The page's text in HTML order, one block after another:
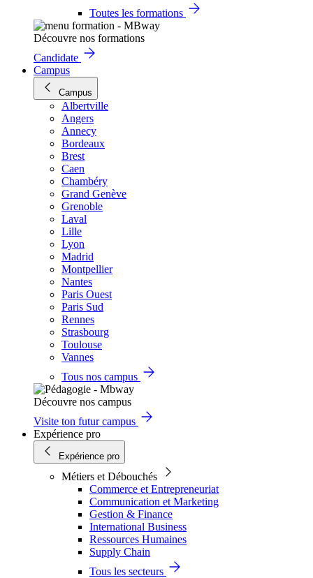
Toutes les formations
Découvre nos formations
Candidate
Campus
Campus
Albertville
Angers
Annecy
Bordeaux
Brest
Caen
Chambéry
Grand Genève
Grenoble
Laval
Lille
Lyon
Madrid
Montpellier
Nantes
Paris Ouest
Paris Sud
Rennes
Strasbourg
Toulouse
Vannes
Tous nos campus
Découvre nos campus
Visite ton futur campus
Expérience pro
Expérience pro
Métiers et Débouchés
Commerce et Entrepreneuriat
Communication et Marketing
Gestion & Finance
International Business
Ressources Humaines
Supply Chain
Tous les secteurs